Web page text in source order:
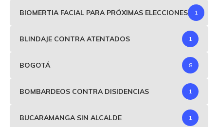
BIOMERTIA FACIAL PARA PRÓXIMAS ELECCIONES 1
BLINDAJE CONTRA ATENTADOS 1
BOGOTÁ 8
BOMBARDEOS CONTRA DISIDENCIAS 1
BUCARAMANGA SIN ALCALDE 1